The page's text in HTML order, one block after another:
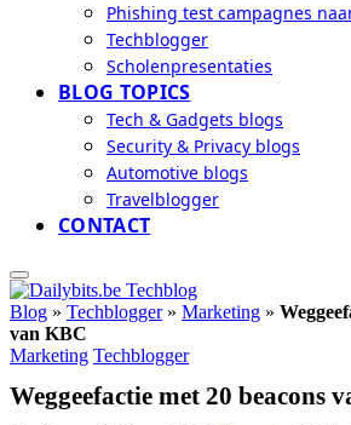
Phishing test campagnes
Techblogger
Scholenpresentaties
BLOG TOPICS
Tech & Gadgets blogs
Security & Privacy blogs
Automotive blogs
Travelblogger
CONTACT
Blog » Techblogger» Marketing »
van KBC
Marketing Techblogger
Weggeefactie met 20 beacons